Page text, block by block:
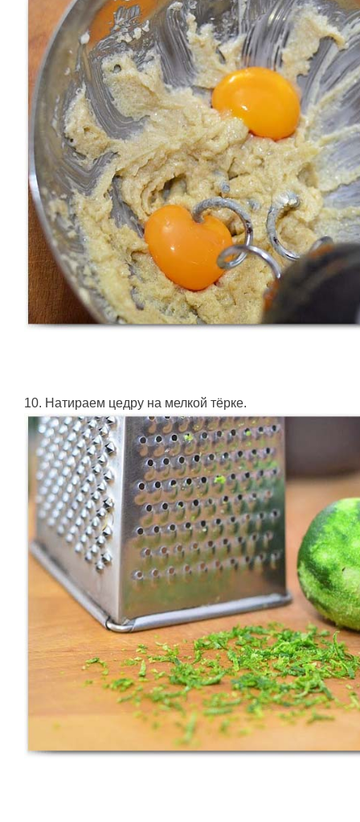
10. Натираем цедру на мелкой тёрке.